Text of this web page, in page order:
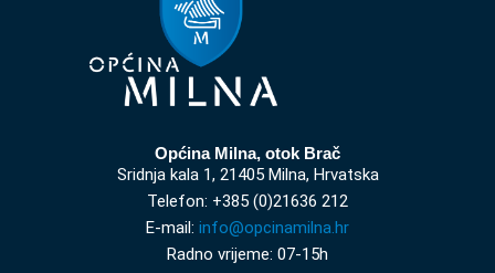
Općina Milna, otok Brač
Sridnja kala 1, 21405 Milna, Hrvatska
Telefon: +385 (0)21636 212
E-mail: info@opcinamilna.hr
Radno vrijeme: 07-15h